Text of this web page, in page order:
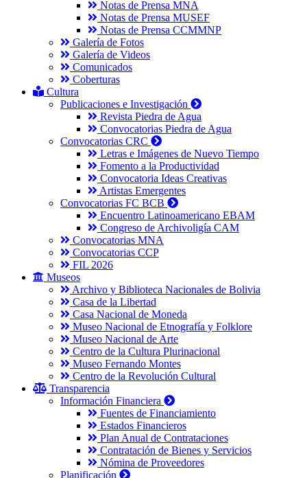
Notas de Prensa MNA
Notas de Prensa MUSEF
Notas de Prensa CCMMNP
Galería de Fotos
Galería de Videos
Comunicados
Coberturas
Cultura
Publicaciones e Investigación
Revista Piedra de Agua
Convocatorias Piedra de Agua
Convocatorias CRC
Letras e Imágenes de Nuevo Tiempo
Fomento a la Productividad
Convocatoria Ideas Creativas
Artistas Emergentes
Convocatorias FC BCB
Encuentro Latinoamericano EBAM
Congreso de Archivoligía CAM
Convocatorias MNA
Convocatorias CCP
FIL 2026
Museos
Archivo y Biblioteca Nacionales de Bolivia
Casa de la Libertad
Casa Nacional de Moneda
Museo Nacional de Etnografía y Folklore
Museo Nacional de Arte
Centro de la Cultura Plurinacional
Museo Fernando Montes
Centro de la Revolución Cultural
Transparencia
Información Financiera
Fuentes de Financiamiento
Estados Financieros
Plan Anual de Contrataciones
Contratación de Bienes y Servicios
Nómina de Proveedores
Planificación